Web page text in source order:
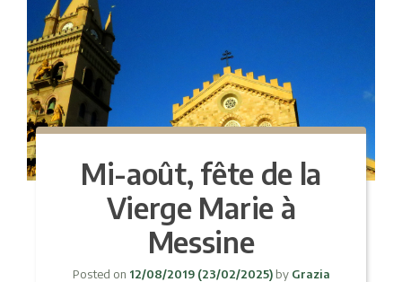
Mi-août, fête de la
Vierge Marie à
Messine
Posted on 12/08/2019(23/02/2025) byGrazia